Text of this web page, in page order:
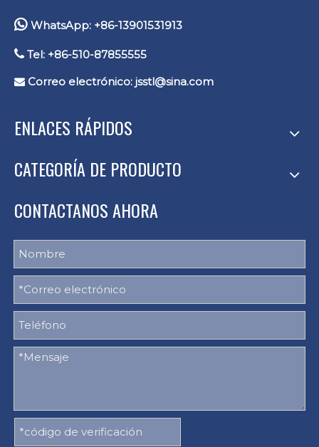
 WhatsApp: +86-13901531913
 Tel: +86-510-87855555
 Correo electrónico: jsstl@sina.com
ENLACES RÁPIDOS
CATEGORÍA DE PRODUCTO
CONTACTANOS AHORA